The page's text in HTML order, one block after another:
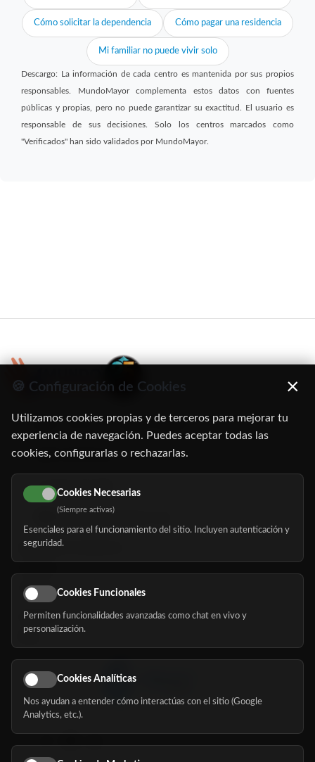
Cómo solicitar la dependencia Cómo pagar una residencia
Mi familiar no puede vivir solo
Descargo: La información de cada centro es mantenida por sus propios
responsables. MundoMayor complementa estos datos con fuentes
públicas y propias, pero no puede garantizar su exactitud. El usuario es
responsable de sus decisiones. Solo los centros marcados como
"Verificados" han sido validados por MundoMayor.
C/ Oruro, 11. 28016 Madrid
91 345 06 26
616 113 103
hola@mundomayor.com
Buscador de residencias
Eventos
Nosotros
Síguenos
🍪 Configuración de Cookies ×
Utilizamos cookies propias y de terceros para mejorar tu
experiencia de navegación. Puedes aceptar todas las
cookies, configurarlas o rechazarlas.
Cookies Necesarias
(Siempre activas)
Esenciales para el funcionamiento del sitio. Incluyen autenticación y
seguridad.
Cookies Funcionales
Permiten funcionalidades avanzadas como chat en vivo y
personalización.
Cookies Analíticas
Nos ayudan a entender cómo interactúas con el sitio (Google
Analytics, etc.).